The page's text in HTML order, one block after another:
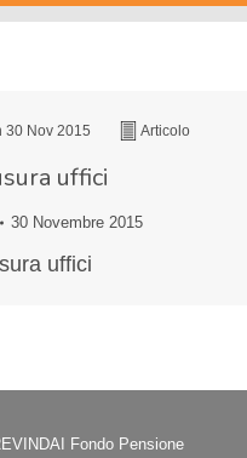
30 Nov 2015 Articolo
uffici
30 Novembre 2015
uffici
Fondo Pensione